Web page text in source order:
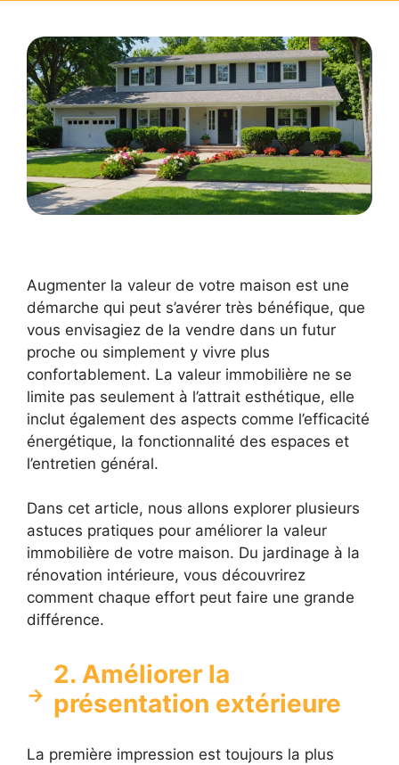
Augmenter la valeur de votre maison est une
démarche qui peut s’avérer très bénéfique, que
vous envisagiez de la vendre dans un futur
proche ou simplement y vivre plus
confortablement. La valeur immobilière ne se
limite pas seulement à l’attrait esthétique, elle
inclut également des aspects comme l’efficacité
énergétique, la fonctionnalité des espaces et
l’entretien général.
Dans cet article, nous allons explorer plusieurs
astuces pratiques pour améliorer la valeur
immobilière de votre maison. Du jardinage à la
rénovation intérieure, vous découvrirez
comment chaque effort peut faire une grande
différence.
2. Améliorer la
présentation extérieure
La première impression est toujours la plus